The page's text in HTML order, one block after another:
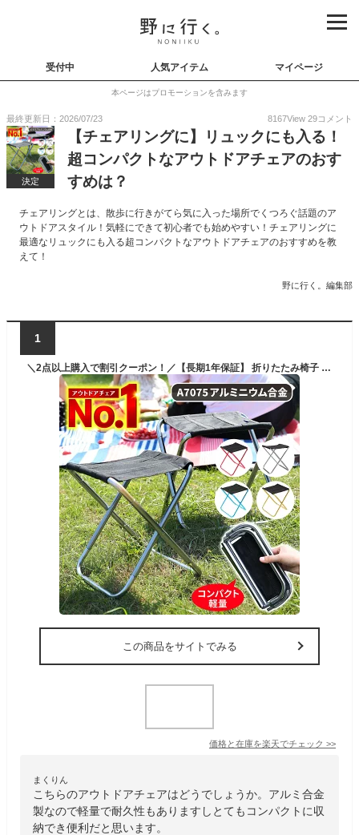
受付中 人気アイテム マイページ
本ページはプロモーションを含みます
最終更新日：2026/07/23 8167View 29コメント
決定
【チェアリングに】リュックにも入る！
超コンパクトなアウトドアチェアのおす
すめは？
チェアリングとは、散歩に行きがてら気に入った場所でくつろぐ話題のア
ウトドアスタイル！気軽にできて初心者でも始めやすい！チェアリングに
最適なリュックにも入る超コンパクトなアウトドアチェアのおすすめを教
えて！
野に行く。編集部
1
＼2点以上購入で割引クーポン！／【長期1年保証】 折りたたみ椅子 軽量 持ち運び コンパクト アウトドア アウトドアチェア 折りたたみ椅子軽量コンパクト 折り畳み椅子 簡易椅子 折りたたみチェア 携帯椅子 キャンプ 軽い ポータブルチェア アルミ 運動会 ゴルフ観戦
この商品をサイトでみる
価格と在庫を楽天でチェック >>
まくりん
こちらのアウトドアチェアはどうでしょうか。アルミ合金
製なので軽量で耐久性もありますしとてもコンパクトに収
納でき便利だと思います。